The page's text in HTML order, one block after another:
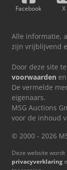
Facebook X
Alle informatie,
zijn vrijblijvend
Door deze site
voorwaarden en
De vermelde
eigenaars.
MSG Auctions
voor de inhoud
© 2000 - 2026
Deze website wordt
privacyverklaring